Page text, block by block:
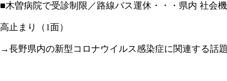
■木曽病院で受診制限／路線バス運休・・・県内 社会
高止まり（1面）
→長野県内の新型コロナウイルス感染症に関連する話